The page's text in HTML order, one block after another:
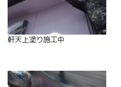
軒天上塗り施工中